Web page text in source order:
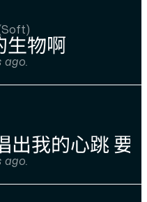
生物啊
ago.
出我的心跳 要
ago.